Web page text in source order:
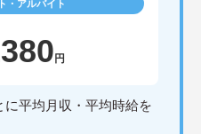
・アルバイト
円
平均月収・平均時給を